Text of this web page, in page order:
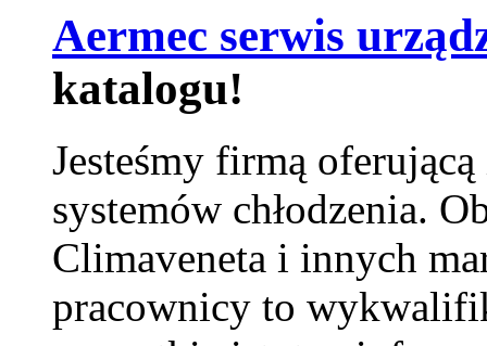
Aermec serwis
katalogu!
Jesteśmy firmą
systemów chłodzenia.
Climaveneta i innych
pracownicy to